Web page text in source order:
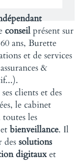
conseil présent sur
ans, Burette
et de services
&
clients et des
le cabinet
toutes les
et bienveillance. Il
des solutions
digitauxet